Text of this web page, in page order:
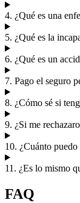
4. ¿Qué es una
5. ¿Qué es la
6. ¿Qué es un
7. Pago el seguro
8. ¿Cómo sé si
9. ¿Si me
10. ¿Cuánto
11. ¿Es lo mismo
FAQ